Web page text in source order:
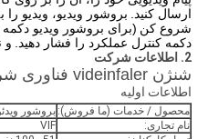
ارسال کنید. بروشور ویدیو، ویدیو
شروع کن (برای بروشور ویدیو
دکمه کنترل عملکرد را فشار دهید. و
2. اطلاعات شرکت
شنژن videinfaler فناوری شرکت، محدود
اطلاعات اولیه
محصول / خدمات (ما فروش): بروشور
نام تجاری:
VIF